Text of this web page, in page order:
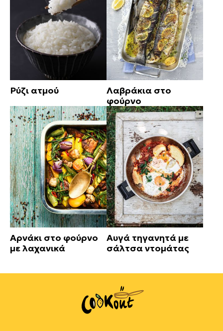
Ρύζι ατμού
Λαβράκια στο
φούρνο
Αρνάκι στο φούρνο
με λαχανικά
Αυγά τηγανητά με
σάλτσα ντομάτας